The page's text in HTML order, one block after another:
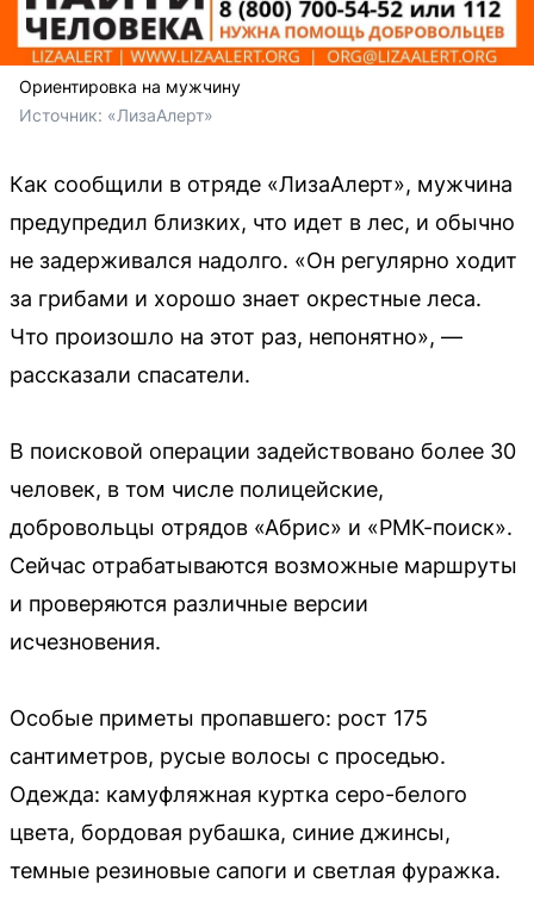
Ориентировка на мужчину
Источник: «ЛизаАлерт»
Как сообщили в отряде «ЛизаАлерт», мужчина
предупредил близких, что идет в лес, и обычно
не задерживался надолго. «Он регулярно ходит
за грибами и хорошо знает окрестные леса.
Что произошло на этот раз, непонятно», —
рассказали спасатели.
В поисковой операции задействовано более 30
человек, в том числе полицейские,
добровольцы отрядов «Абрис» и «РМК-поиск».
Сейчас отрабатываются возможные маршруты
и проверяются различные версии
исчезновения.
Особые приметы пропавшего: рост 175
сантиметров, русые волосы с проседью.
Одежда: камуфляжная куртка серо-белого
цвета, бордовая рубашка, синие джинсы,
темные резиновые сапоги и светлая фуражка.